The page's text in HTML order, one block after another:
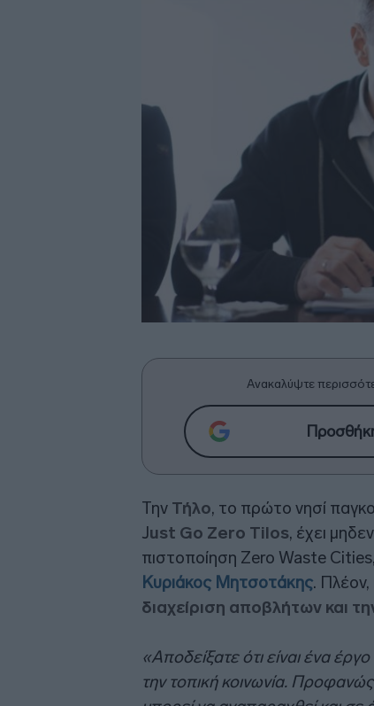
Ανακαλύψτε
Την Τήλο, το πρώτο νησί
Just Go Zero Tilos, έχει
πιστοποίηση Zero Waste
Κυριάκος Μητσοτάκης. Πλέον,
διαχείριση αποβλήτων και
«Αποδείξατε ότι είναι ένα
την τοπική κοινωνία.